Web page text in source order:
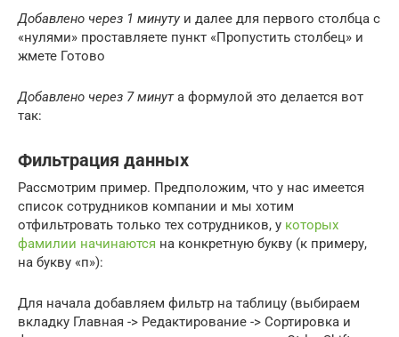
Добавлено через 1 минутуи далее для первого столбца с
«нулями» проставляете пункт «Пропустить столбец» и
жмете Готово
Добавлено через 7 минута формулой это делается вот
так:
Фильтрация данных
Рассмотрим пример. Предположим, что у нас имеется
список сотрудников компании и мы хотим
отфильтровать только тех сотрудников, у которых
фамилии начинаются на конкретную букву (к примеру,
на букву «п»):
Для начала добавляем фильтр на таблицу (выбираем
вкладку Главная -> Редактирование -> Сортировка и